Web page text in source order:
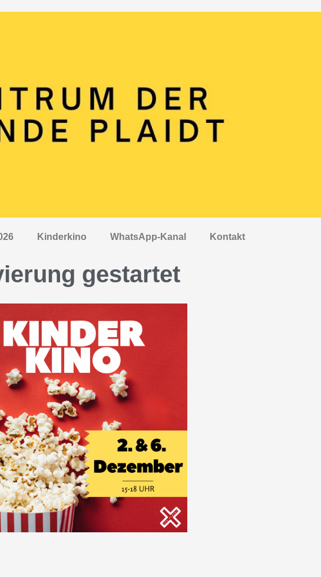
Kinderkino WhatsApp-Kanal Kontakt
gestartet